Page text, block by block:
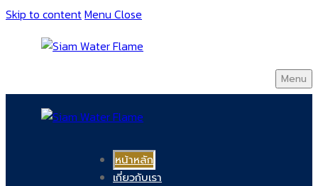
Skip to contentMenu Close
Menu
หน้าหลัก
เกี่ยวกับเรา